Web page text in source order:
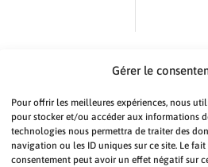
Gérer le
Pour offrir les meilleures expériences, nous
pour stocker et/ou accéder aux informations
technologies nous permettra de traiter des
navigation ou les ID uniques sur ce site. Le
consentement peut avoir un effet négatif sur